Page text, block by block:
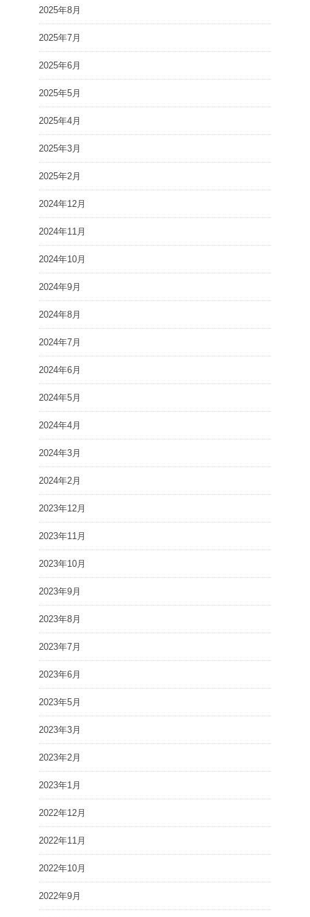
2025年8月
2025年7月
2025年6月
2025年5月
2025年4月
2025年3月
2025年2月
2024年12月
2024年11月
2024年10月
2024年9月
2024年8月
2024年7月
2024年6月
2024年5月
2024年4月
2024年3月
2024年2月
2023年12月
2023年11月
2023年10月
2023年9月
2023年8月
2023年7月
2023年6月
2023年5月
2023年3月
2023年2月
2023年1月
2022年12月
2022年11月
2022年10月
2022年9月